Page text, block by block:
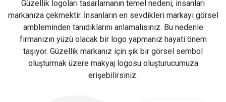
Güzellik logoları tasarlamanın temel nedeni, insanları
markanıza çekmektir. İnsanların en sevdikleri markayı görsel
ambleminden tanıdıklarını anlamalısınız. Bu nedenle
firmanızın yüzü olacak bir logo yapmanız hayati önem
taşıyor. Güzellik markanız için şık bir görsel sembol
oluşturmak üzere makyaj logosu oluşturucumuza
erişebilirsiniz.